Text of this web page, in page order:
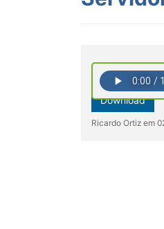
Download
Ricardo Ortiz em